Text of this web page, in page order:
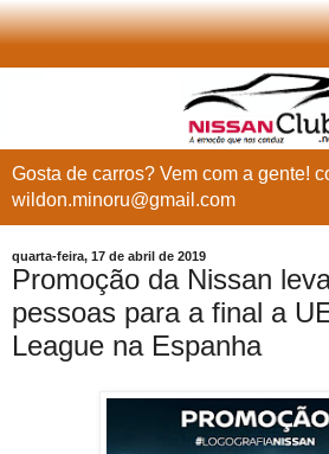
Gosta de carros? Vem com a gente!
wildon.minoru@gmail.com
quarta-feira, 17 de abril de 2019
Promoção da Nissan
pessoas para a final a
League na Espanha